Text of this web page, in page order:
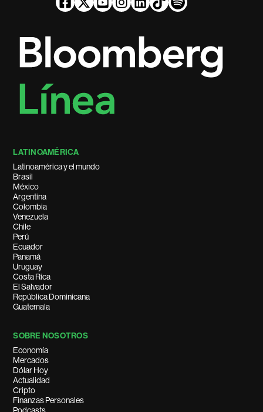
LATINOAMÉRICA
Latinoamérica y el mundo
Brasil
México
Argentina
Colombia
Venezuela
Chile
Perú
Ecuador
Panamá
Uruguay
Costa Rica
El Salvador
República Dominicana
Guatemala
SOBRE NOSOTROS
Economía
Mercados
Dólar Hoy
Actualidad
Cripto
Finanzas Personales